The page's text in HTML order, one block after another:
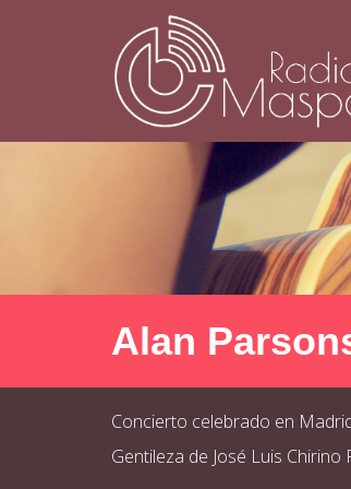
Alan
Concierto celebrado en
Gentileza de José Luis Chirino